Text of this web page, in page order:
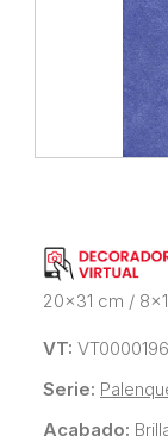
20x31 cm /
VT:
Serie:
Acabado: